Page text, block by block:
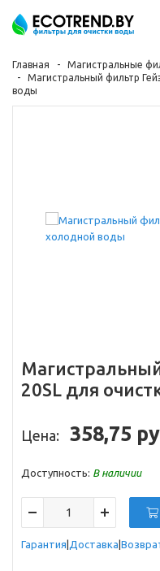
Главная Магистральные
Магистральный фильтр
воды
20SL для
Цена: 358,75
Доступность: В наличии
Гарантия Доставка